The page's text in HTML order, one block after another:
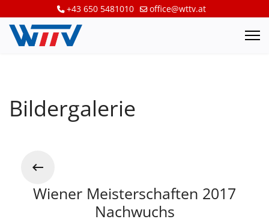
+43 650 5481010 office@wttv.at
Bildergalerie
Wiener Meisterschaften 2017
Nachwuchs